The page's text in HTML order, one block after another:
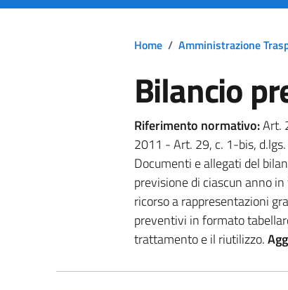
Home / Amministrazione
Bilancio
Riferimento normativo:Art.
2011 - Art. 29, c. 1-bis,
Documenti e allegati del
previsione di ciascun anno
ricorso a rappresentazioni
preventivi in formato
trattamento e il riutilizzo.